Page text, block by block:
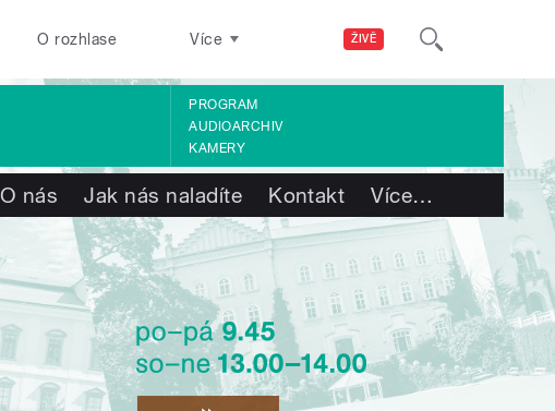
ŽIVĚ
O rozhlase Více
PROGRAM
AUDIOARCHIV
KAMERY
O nás Jak nás naladíte Kontakt Více…